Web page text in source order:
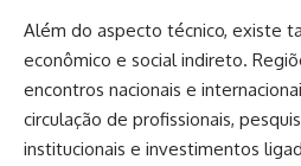
Além do aspecto técnico, existe
econômico e social indireto.
encontros nacionais e
circulação de profissionais,
institucionais e investimentos